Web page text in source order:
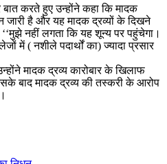
बात करते हुए उन्होंने कहा कि मादक
जारी है और यह मादक द्रव्यों के दिखने
नहीं लगता कि यह शून्य पर पहुंचेगा।
में ( नशीले पदार्थों का) ज्यादा प्रसार
मादक द्रव्य कारोबार के खिलाफ
बाद मादक द्रव्य की तस्करी के आरोप